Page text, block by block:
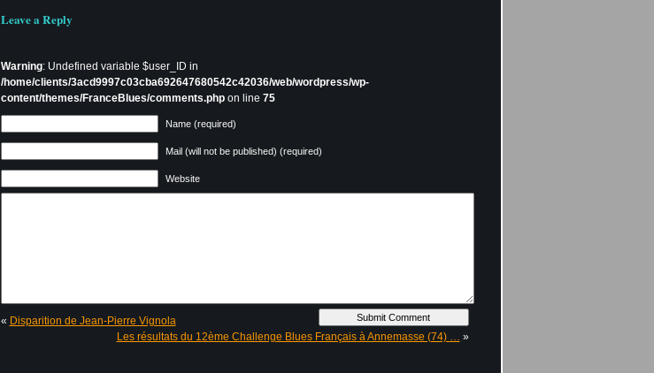
Leave a Reply
Warning: Undefined variable $user_ID in
/home/clients/3acd9997c03cba692647680542c42036/web/wordpress/wp-
content/themes/FranceBlues/comments.phpon line 75
Name (required)
Mail (will not be published) (required)
Website
« Disparition de Jean-Pierre Vignola
Les résultats du 12ème Challenge Blues Français à Annemasse (74) … »